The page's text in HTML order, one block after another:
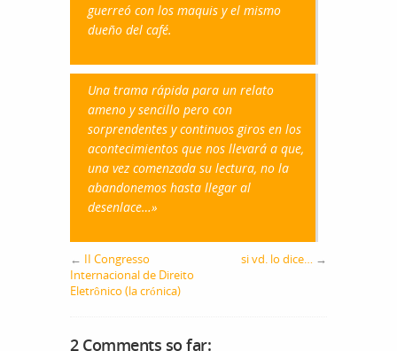
guerreó con los maquis y el mismo
dueño del café.
Una trama rápida para un relato
ameno y sencillo pero con
sorprendentes y continuos giros en los
acontecimientos que nos llevará a que,
una vez comenzada su lectura, no la
abandonemos hasta llegar al
desenlace…»
← II Congresso
Internacional de Direito
Eletrônico (la crónica)
si vd. lo dice… →
2 Comments so far: